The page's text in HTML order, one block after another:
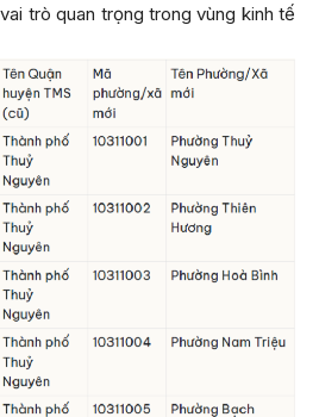
trò quan trọng trong vùng kinh tế